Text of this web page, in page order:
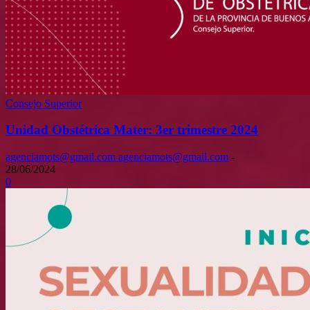
Consejo Superior
Unidad Obstétrica Mater: 3er trimestre 2024
agenciamots@gmail.com agenciamots@gmail.com -
28/06/2024
0